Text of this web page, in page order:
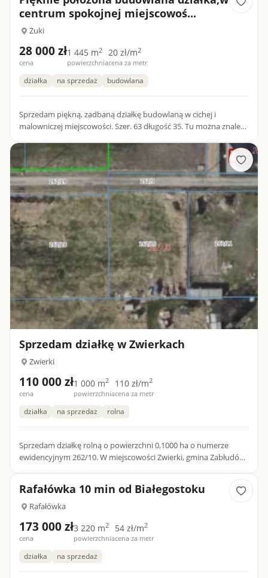
centrum spokojnej miejscowoś...
Żuki
28 000 zł
cena
1 445 m2
powierzchnia
20 zł/m2
cena za metr
działka na sprzedaż budowlana
Sprzedam piękną, zadbaną działkę budowlaną w cichej i
malowniczej miejscowości. Szer. 63 długość 35. Tu można znaleźć
Sprzedam działkę w Zwierkach
Zwierki
110 000 zł
cena
1 000 m2
powierzchnia
110 zł/m2
cena za metr
działka na sprzedaż rolna
Sprzedam działkę rolną o powierzchni 0,1000 ha o numerze
ewidencyjnym 262/10. W miejscowości Zwierki, gmina Zabłudów.
Rafałówka 10 min od Białegostoku
Rafałówka
173 000 zł
cena
3 220 m2
powierzchnia
54 zł/m2
cena za metr
działka na sprzedaż